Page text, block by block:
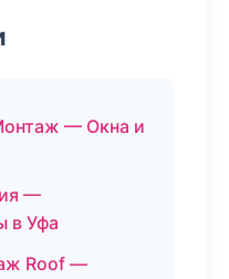
— Окна и
—
в Уфа
Roof —